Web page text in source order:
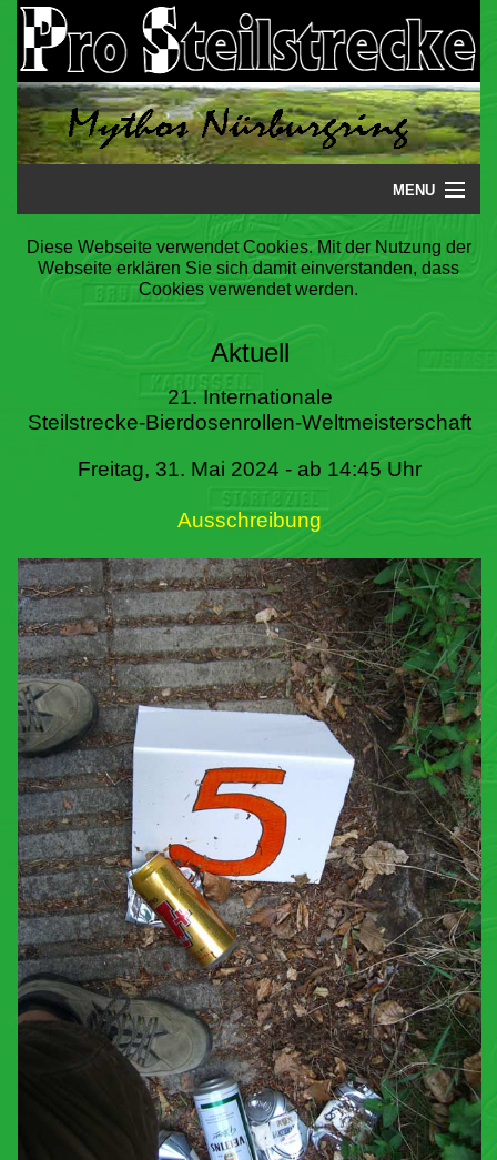
MENU
Startseite
Steilstrecke
Literatur
Termine
Diese Webseite verwendet Cookies. Mit der Nutzung der
Webseite erklären Sie sich damit einverstanden, dass
Cookies verwendet werden.
Aktuell
21. Internationale
Steilstrecke-Bierdosenrollen-Weltmeisterschaft
Freitag, 31. Mai 2024 - ab 14:45 Uhr
Ausschreibung